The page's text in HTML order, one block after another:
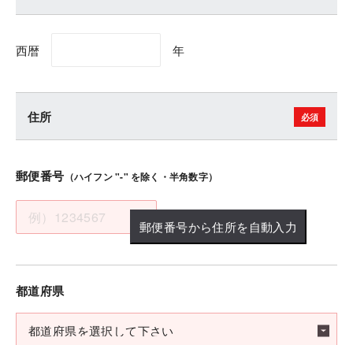
西暦 年
住所
郵便番号 （ハイフン "-" を除く・半角数字）
郵便番号から住所を自動入力
都道府県